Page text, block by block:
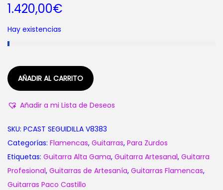
a
s
t
1.420,00€
Hay existencias
AÑADIR AL CARRITO
Añadir a mi Lista de Deseos
SKU: PCAST SEGUIDILLA V8383
Categorías: Flamencas, Guitarras, Para Zurdos
Etiquetas: Guitarra Alta Gama, Guitarra Artesanal, Guitarra
Profesional, Guitarras de Artesanía, Guitarras Flamencas,
Guitarras Paco Castillo